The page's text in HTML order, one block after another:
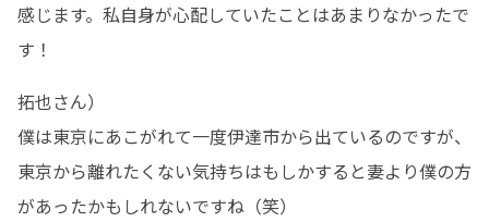
感じます。私自身が心配していたことはあまりなかったで
す！
拓也さん）
僕は東京にあこがれて一度伊達市から出ているのですが、
東京から離れたくない気持ちはもしかすると妻より僕の方
があったかもしれないですね（笑）